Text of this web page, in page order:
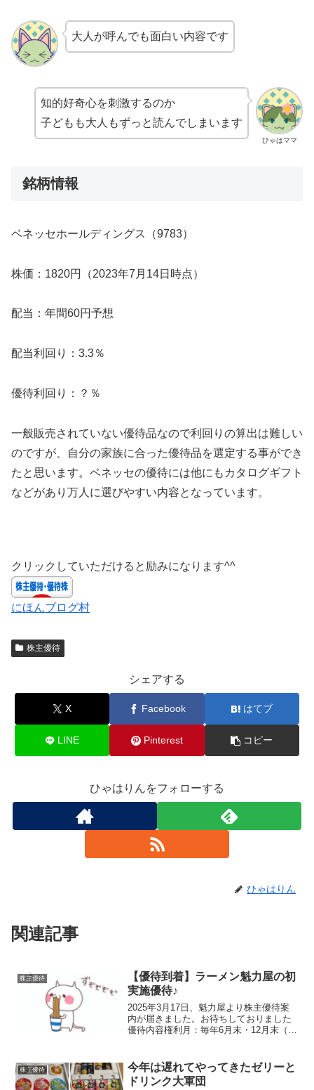
大人が呼んでも面白い内容です
ひゃはママ
知的好奇心を刺激するのか
子どもも大人もずっと読んでしまいます
銘柄情報
ベネッセホールディングス（9783）
株価：1820円（2023年7月14日時点）
配当：年間60円予想
配当利回り：3.3％
優待利回り：？％
一般販売されていない優待品なので利回りの算出は難しい
のですが、自分の家族に合った優待品を選定する事ができ
たと思います。ベネッセの優待には他にもカタログギフト
などがあり万人に選びやすい内容となっています。
クリックしていただけると励みになります^^
にほんブログ村
株主優待
シェアする
X Facebook はてブ
LINE Pinterest コピー
ひゃはりんをフォローする
ひゃはりん
関連記事
株主優待
【優待到着】ラーメン魁力屋の初
実施優待♪
2025年3月17日、魁力屋より株主優待案
内が届きました。お待ちしておりました
優待内容権利月：毎年6月末・12月末（年
されていたQRコードを読み取ると以下の
画面...
株主優待
今年は遅れてやってきたゼリーと
ドリンク大軍団